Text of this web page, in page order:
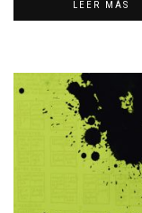
LEER MÁS